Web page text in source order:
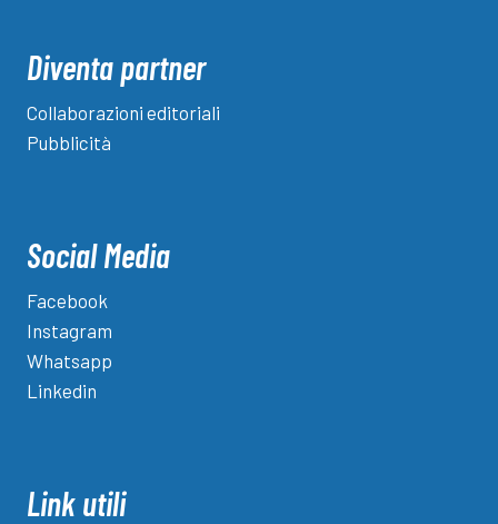
Diventa partner
Collaborazioni editoriali
Pubblicità
Social Media
Facebook
Instagram
Whatsapp
Linkedin
Link utili